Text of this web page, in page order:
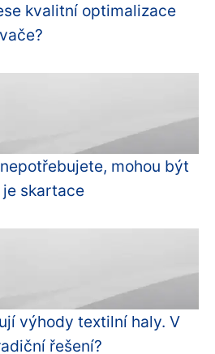
kvalitní optimalizace
mohou být
je skartace
výhody textilní haly. V
řešení?